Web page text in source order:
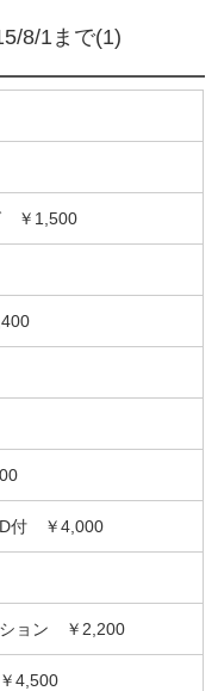
8/1まで(1)
￥1,500
付 ￥4,000
ション ￥2,200
4,500